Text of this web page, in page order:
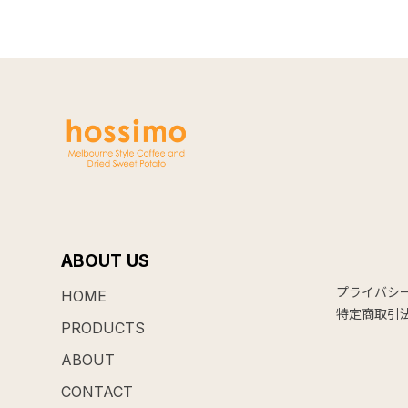
ABOUT US
HOME
PRODUCTS
ABOUT
CONTACT
プライバシ
特定商取引